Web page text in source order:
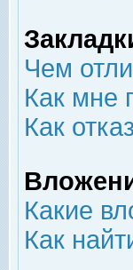
Чем
Как мне
Как
Какие
Как